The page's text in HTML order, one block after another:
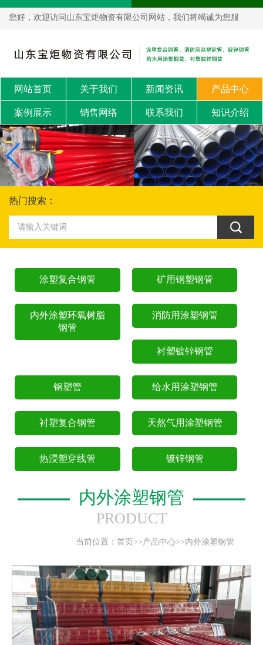
您好，欢迎访问山东宝炬物资有限公司网站，我们将竭诚为您服
务！
网站首页 关于我们 新闻资讯 产品中心
案例展示 销售网络 联系我们 知识介绍
热门搜索：
涂塑复合钢管 矿用钢塑钢管
内外涂塑环氧树脂
钢管
消防用涂塑钢管
衬塑镀锌钢管
钢塑管 给水用涂塑钢管
衬塑复合钢管 天然气用涂塑钢管
热浸塑穿线管 镀锌钢管
内外涂塑钢管
PRODUCT
当前位置： 首页 >>产品中心>>内外涂塑钢管